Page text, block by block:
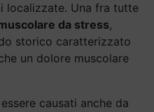
localizzate. Una fra tutte
da stress,
storico caratterizzato
un dolore muscolare
causati anche da